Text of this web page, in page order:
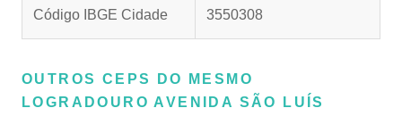
Código IBGE Cidade 3550308
OUTROS CEPS DO MESMO
LOGRADOURO AVENIDA SÃO LUÍS